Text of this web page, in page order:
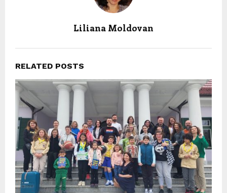
Liliana Moldovan
RELATED POSTS